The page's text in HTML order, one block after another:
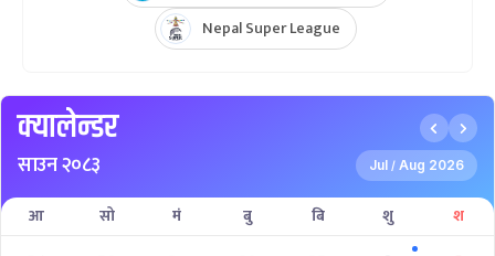
Nepal Super League
क्यालेन्डर
साउन २०८३ Jul / Aug 2026
आ सो मं बु बि शु श